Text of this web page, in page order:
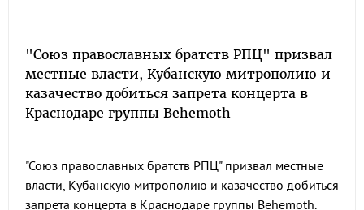
"Союз православных братств РПЦ" призвал
местные власти, Кубанскую митрополию и
казачество добиться запрета концерта в
Краснодаре группы Behemoth
"Союз православных братств РПЦ" призвал местные
власти, Кубанскую митрополию и казачество добиться
запрета концерта в Краснодаре группы Behemoth.